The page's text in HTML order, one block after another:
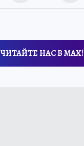
ЧИТАЙТЕ НАС В МАХ!